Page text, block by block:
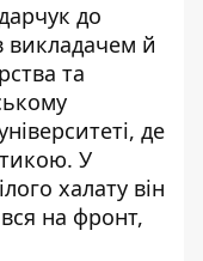
до
викладачем й
та
де
У
халату він
на фронт,